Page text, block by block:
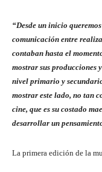
“Desde un inicio
comunicación entre
contaban hasta el
mostrar sus producciones
nivel primario y
mostrar este lado, no tan
cine, que es su costado
desarrollar un
La primera edición de la